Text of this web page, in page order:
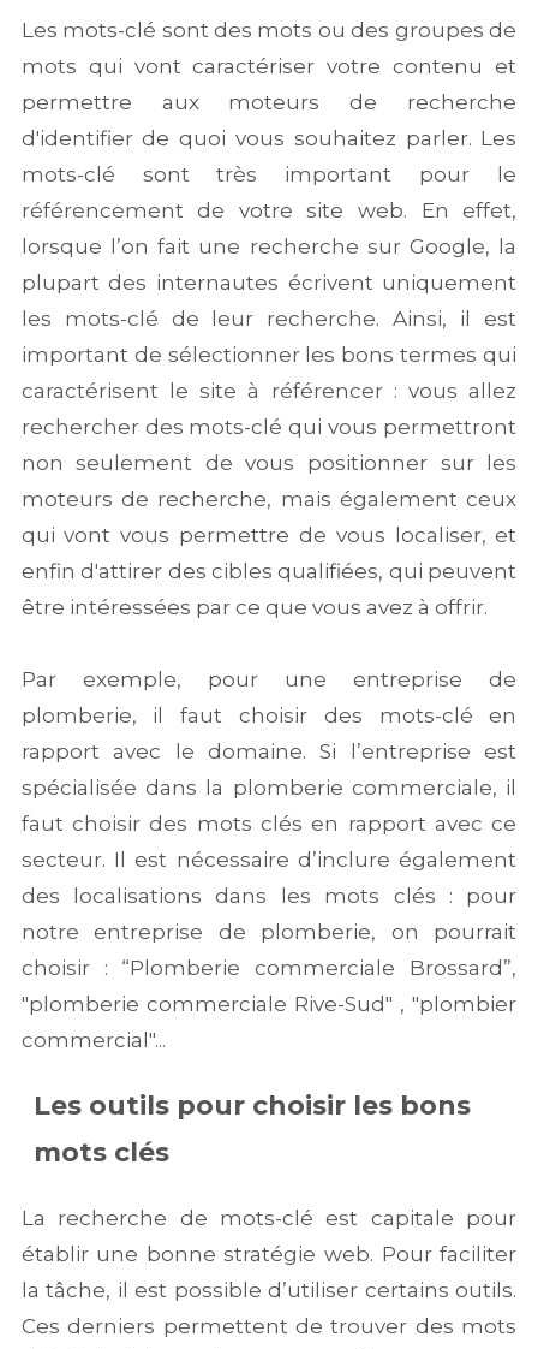
Les mots-clé sont des mots ou des groupes de
mots qui vont caractériser votre contenu et
permettre aux moteurs de recherche
d'identifier de quoi vous souhaitez parler. Les
mots-clé sont très important pour le
référencement de votre site web. En effet,
lorsque l’on fait une recherche sur Google, la
plupart des internautes écrivent uniquement
les mots-clé de leur recherche. Ainsi, il est
important de sélectionner les bons termes qui
caractérisent le site à référencer : vous allez
rechercher des mots-clé qui vous permettront
non seulement de vous positionner sur les
moteurs de recherche, mais également ceux
qui vont vous permettre de vous localiser, et
enfin d'attirer des cibles qualifiées, qui peuvent
être intéressées par ce que vous avez à offrir.
Par exemple, pour une entreprise de
plomberie, il faut choisir des mots-clé en
rapport avec le domaine. Si l’entreprise est
spécialisée dans la plomberie commerciale, il
faut choisir des mots clés en rapport avec ce
secteur. Il est nécessaire d’inclure également
des localisations dans les mots clés : pour
notre entreprise de plomberie, on pourrait
choisir : “Plomberie commerciale Brossard”,
"plomberie commerciale Rive-Sud" , "plombier
commercial"...
Les outils pour choisir les bons
mots clés
La recherche de mots-clé est capitale pour
établir une bonne stratégie web. Pour faciliter
la tâche, il est possible d’utiliser certains outils.
Ces derniers permettent de trouver des mots